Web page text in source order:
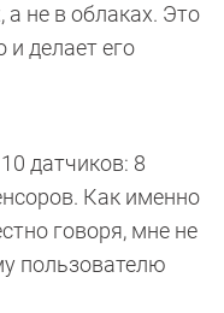
а не в облаках. Это
и делает его
датчиков: 8
Как именно
говоря, мне не
пользователю